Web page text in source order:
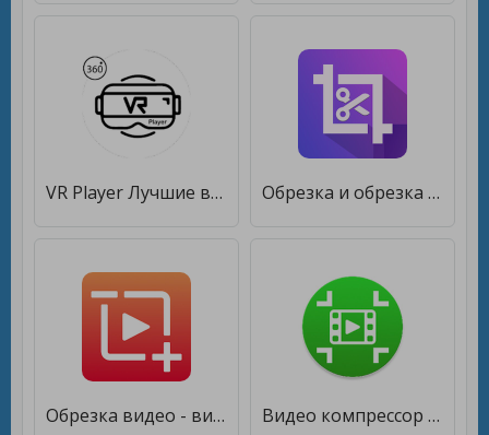
VR Player Лучшие видео VR 360 видео [Premium] Обрезка и обрезка видео (вырезка видео) [Полная версия]
Oбрезка видео - видео редактор [Premium] Видео компрессор - Быстрое сжатие видео и фото [Premium]